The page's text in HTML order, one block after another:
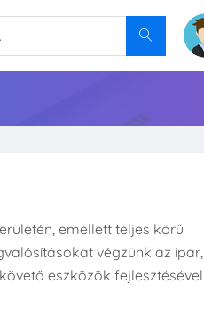
emellett teljes körű
végzünk az ipar,
eszközök fejlesztésével